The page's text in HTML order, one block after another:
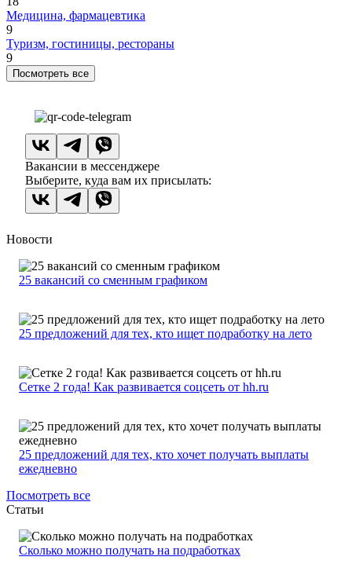
Медицина, фармацевтика
9
Туризм, гостиницы, рестораны
9
Посмотреть все
Вакансии в мессенджере
Выберите, куда вам их присылать:
Новости
25 вакансий со сменным графиком
25 предложений для тех, кто ищет подработку на лето
Сетке 2 года! Как развивается соцсеть от hh.ru
25 предложений для тех, кто хочет получать выплаты
ежедневно
Посмотреть все
Статьи
Сколько можно получать на подработках